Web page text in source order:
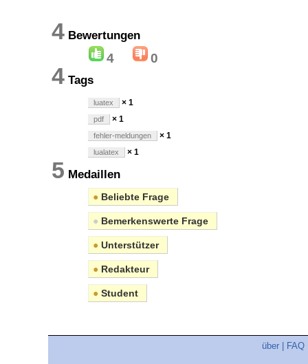
4 Bewertungen
4 0
4 Tags
luatex × 1
pdf × 1
fehler-meldungen × 1
lualatex × 1
5 Medaillen
● Beliebte Frage
● Bemerkenswerte Frage
● Unterstützer
● Redakteur
● Student
über FAQ